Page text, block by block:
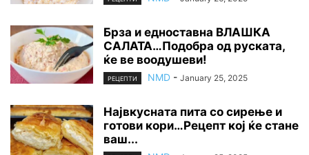
Брза и едноставна ВЛАШКА
САЛАТА…Подобра од руската,
ќе ве воодушеви!
РЕЦЕПТИ NMD - January 25, 2025
Највкусната пита со сирење и
готови кори…Рецепт кој ќе стане
ваш...